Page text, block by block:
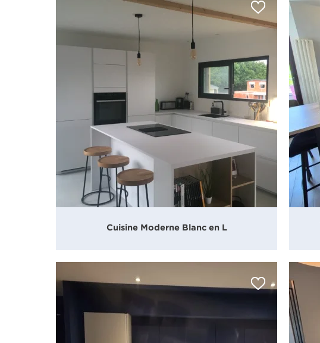
Cuisine Moderne Blanc en L